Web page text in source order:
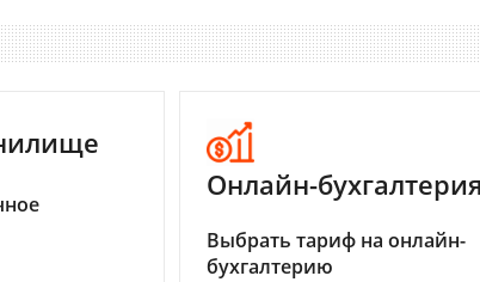
Онлайн-бухгалтерия
Выбрать тариф на онлайн-
бухгалтерию